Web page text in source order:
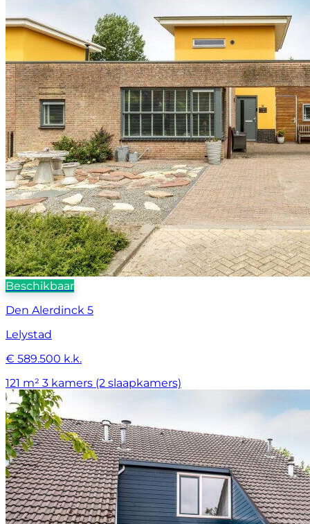
Beschikbaar
Den Alerdinck 5
Lelystad
€ 589.500 k.k.
121 m² 3 kamers (2 slaapkamers)